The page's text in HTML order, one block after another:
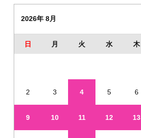
2026年 8月
日 月 火 水 木
2 3 4 5 6
9 10 11 12 13